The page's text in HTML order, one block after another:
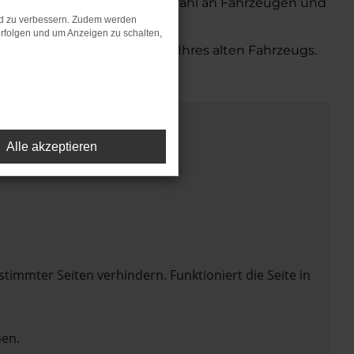
Inzahlungnahme Ihres alten Fahrzeugs.
Seiten verhindern. Funktioniert die Seite in
zu verbessern. Zudem werden
und um Anzeigen zu schalten,
Alle akzeptieren